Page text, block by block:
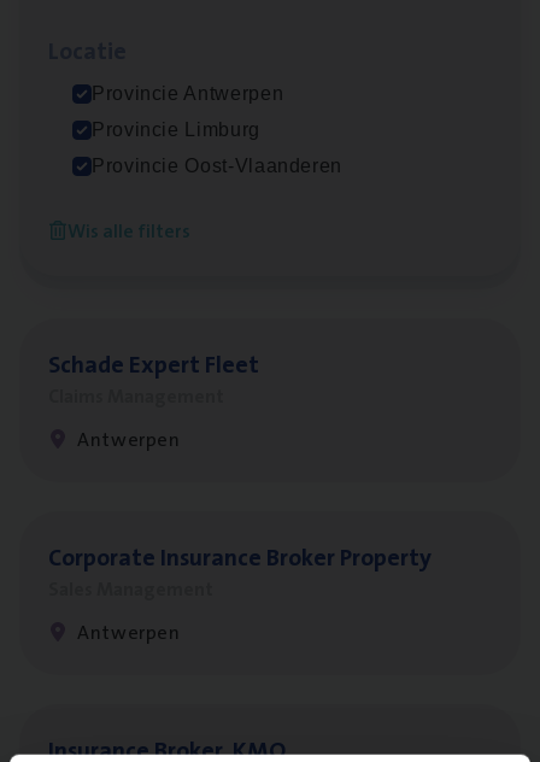
Provincie Antwerpen
Provincie Limburg
Provincie Oost-Vlaanderen
Wis alle filters
Busi­ness Mana­ger Mari­ne Cargo
Antwerpen
Scha­de Expert Fleet
Antwerpen
Cor­po­ra­te Insu­ran­ce Bro­ker Property
Antwerpen
Insu­ran­ce Bro­kerKMO